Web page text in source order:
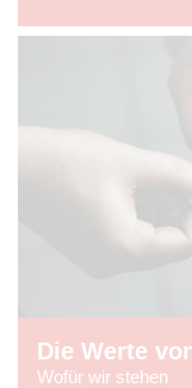
Die Werte
Wofür wir stehen